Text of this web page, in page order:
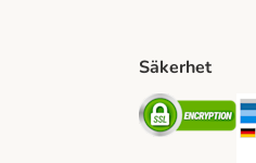
Säkerhet